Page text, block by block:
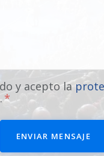
y acepto la
.
ENVIAR MENSAJE